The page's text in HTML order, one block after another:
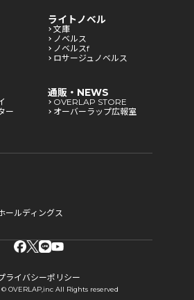
ライトノベル
文庫
ノベルス
ノベルスf
ロサージュノベルス
ー
通販・NEWS
OVERLAP STORE
オーバーラップ広報室
ールディングス
ライバシーポリシー
© OVERLAP,inc All Rights reserved